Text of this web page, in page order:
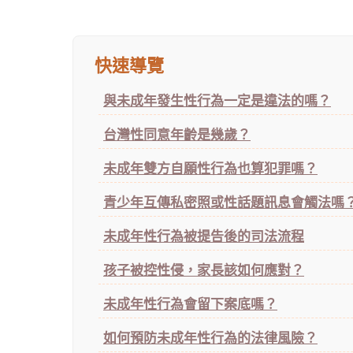
快速導覽
與未成年發生性行為一定是違法的嗎？
台灣性同意年齡是幾歲？
未成年雙方自願性行為也算犯罪嗎？
青少年互傳私密照或性話題訊息會觸法嗎
未成年性行為被提告後的司法流程
孩子被控性侵，家長該如何應對？
未成年性行為會留下案底嗎？
如何預防未成年性行為的法律風險？